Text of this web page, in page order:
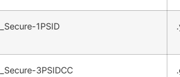
__Secure-1PSID
__Secure-3PSIDCC